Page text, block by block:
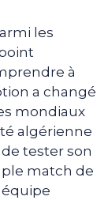
les
à
a changé
mondiaux
algérienne
tester son
match de
équipe